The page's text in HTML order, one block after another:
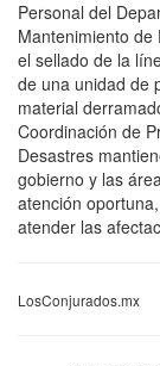
Personal del
Mantenimiento de
el sellado de la
de una unidad de
material
Coordinación de
Desastres
gobierno y las
atención
atender las
LosConjurados.mx